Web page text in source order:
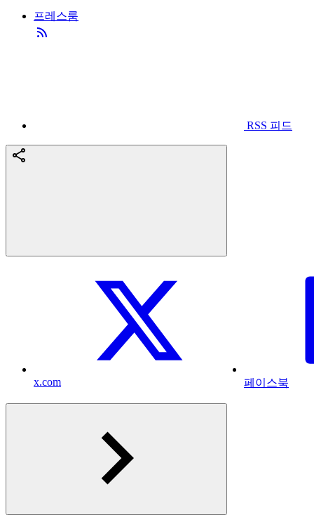
프레스룸
RSS 피드
x.com 페이스북